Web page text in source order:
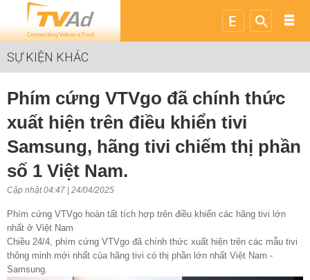
SỰ KIỆN KHÁC
Phím cứng VTVgo đã chính thức
xuất hiện trên điều khiển tivi
Samsung, hãng tivi chiếm thị phần
số 1 Việt Nam.
Cập nhật 04:47 | 24/04/2025
Phím cứng VTVgo hoàn tất tích hợp trên điều khiển các hãng tivi lớn
nhất ở Việt Nam
Chiều 24/4, phím cứng VTVgo đã chính thức xuất hiện trên các mẫu tivi
thông minh mới nhất của hãng tivi có thị phần lớn nhất Việt Nam -
Samsung.